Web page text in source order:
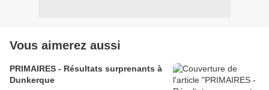
Vous aimerez aussi
PRIMAIRES - Résultats surprenants à
Dunkerque